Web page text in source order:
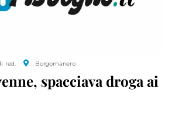
red. Borgomanero
spacciava droga ai